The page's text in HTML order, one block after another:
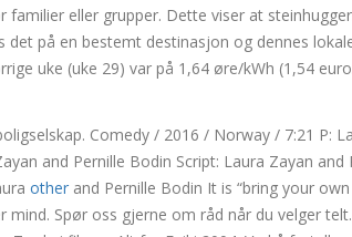
familier eller grupper. Dette viser at
det på en bestemt destinasjon og dennes
uke (uke 29) var på 1,64 øre/kWh (1,54
Comedy / 2016 / Norway / 7:21 P:
and Pernille Bodin Script: Laura Zayan
other and Pernille Bodin It is “bring your
Spør oss gjerne om råd når du velger